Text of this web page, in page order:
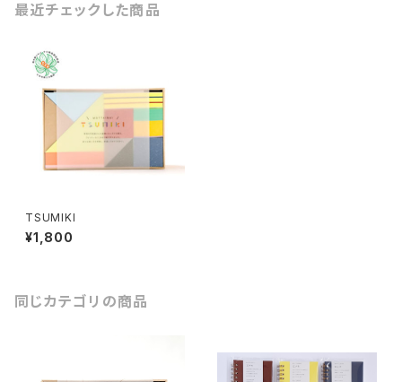
最近チェックした商品
TSUMIKI
¥1,800
同じカテゴリの商品